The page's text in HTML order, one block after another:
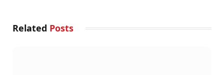
Related Posts